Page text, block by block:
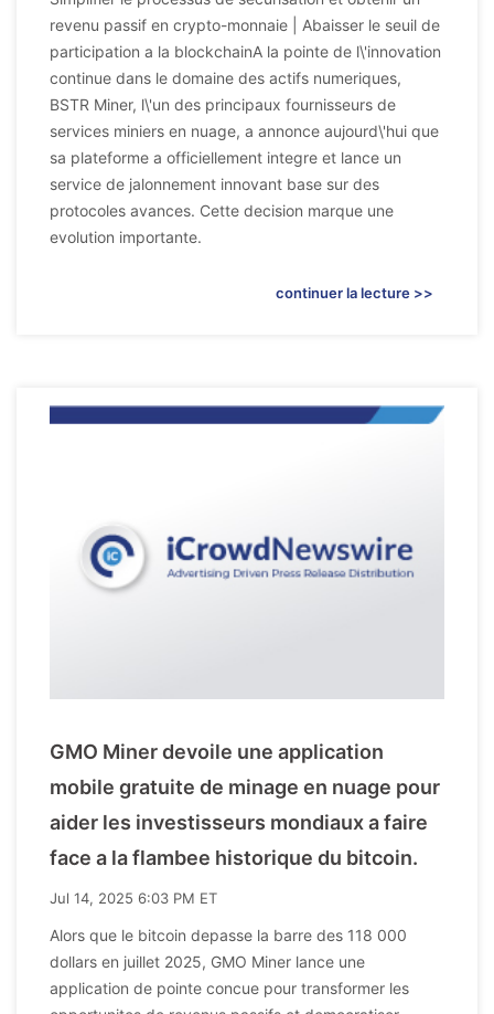
revenu passif en crypto-monnaie | Abaisser le seuil de
participation a la blockchainA la pointe de l\'innovation
continue dans le domaine des actifs numeriques,
BSTR Miner, l\'un des principaux fournisseurs de
services miniers en nuage, a annonce aujourd\'hui que
sa plateforme a officiellement integre et lance un
service de jalonnement innovant base sur des
protocoles avances. Cette decision marque une
evolution importante.
continuer la lecture >>
GMO Miner devoile une application
mobile gratuite de minage en nuage pour
aider les investisseurs mondiaux a faire
face a la flambee historique du bitcoin.
Jul 14, 2025 6:03 PM ET
Alors que le bitcoin depasse la barre des 118 000
dollars en juillet 2025, GMO Miner lance une
application de pointe concue pour transformer les